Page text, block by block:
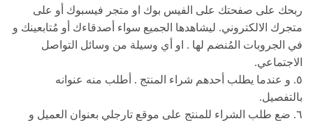
ربحك على صفحتك على الفيس بوك او متجر فيسبوك أو على
متجرك الالكتروني. ليشاهدها الجميع سواء أصدقاءك أو مُتابعينك و
في الجروبات المُنضم لها . او أي وسيلة من وسائل التواصل
الاجتماعي.
٥. و عندما يطلب أحدهم شراء المنتج . أطلب منه عنوانه
بالتفصيل.
٦. ضع طلب الشراء للمنتج على موقع تارجلي بعنوان العميل و